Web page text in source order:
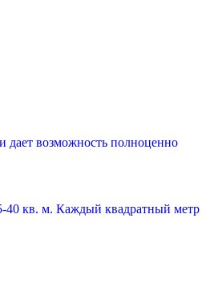
дает возможность полноценно
40 кв. м. Каждый квадратный метр